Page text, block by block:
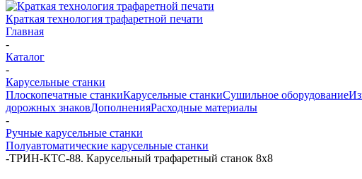
Краткая технология трафаретной печати
Главная
-
Каталог
-
Карусельные станки
Плоскопечатные станкиКарусельные станкиСушильное оборудование
дорожных знаковДополненияРасходные материалы
-
Ручные карусельные станки
Полуавтоматические карусельные станки
-ТРИН-КТС-88. Карусельный трафаретный станок 8х8